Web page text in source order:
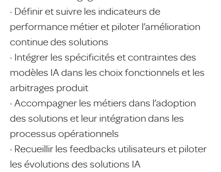
· Définir et suivre les indicateurs de
performance métier et piloter l’amélioration
continue des solutions
· Intégrer les spécificités et contraintes des
modèles IA dans les choix fonctionnels et les
arbitrages produit
· Accompagner les métiers dans l’adoption
des solutions et leur intégration dans les
processus opérationnels
· Recueillir les feedbacks utilisateurs et piloter
les évolutions des solutions IA